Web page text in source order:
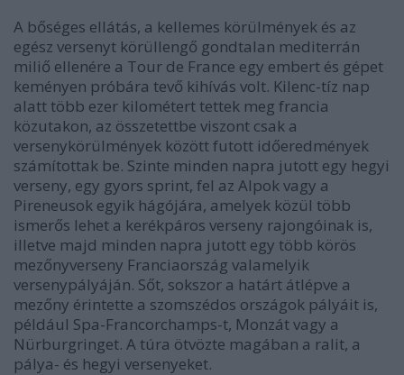
A bőséges ellátás, a kellemes körülmények és az
egész versenyt körüllengő gondtalan mediterrán
miliő ellenére a Tour de France egy embert és gépet
keményen próbára tevő kihívás volt. Kilenc-tíz nap
alatt több ezer kilométert tettek meg francia
közutakon, az összetettbe viszont csak a
versenykörülmények között futott időeredmények
számítottak be. Szinte minden napra jutott egy hegyi
verseny, egy gyors sprint, fel az Alpok vagy a
Pireneusok egyik hágójára, amelyek közül több
ismerős lehet a kerékpáros verseny rajongóinak is,
illetve majd minden napra jutott egy több körös
mezőnyverseny Franciaország valamelyik
versenypályáján. Sőt, sokszor a határt átlépve a
mezőny érintette a szomszédos országok pályáit is,
például Spa-Francorchamps-t, Monzát vagy a
Nürburgringet. A túra ötvözte magában a ralit, a
pálya- és hegyi versenyeket.